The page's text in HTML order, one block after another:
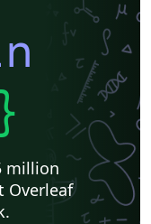
million
Overleaf